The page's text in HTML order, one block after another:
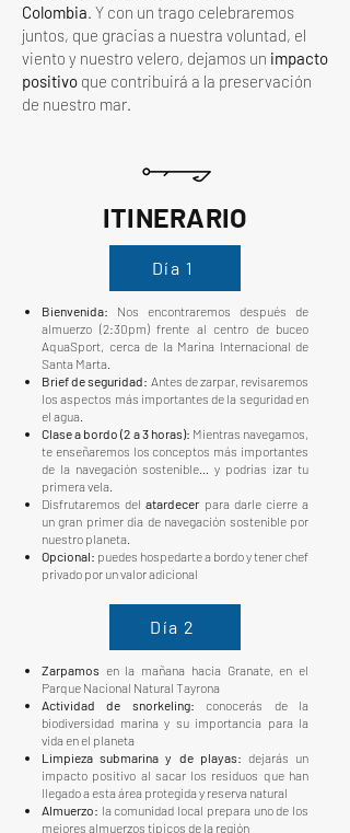
Colombia. Y con un trago celebraremos
juntos, que gracias a nuestra voluntad, el
viento y nuestro velero, dejamos un impacto
positivo que contribuirá a la preservación
de nuestro mar.
ITINERARIO
Día 1
Bienvenida: Nos encontraremos después de
almuerzo (2:30pm) frente al centro de buceo
AquaSport, cerca de la Marina Internacional de
Santa Marta.
Brief de seguridad: Antes de zarpar, revisaremos
los aspectos más importantes de la seguridad en
el agua.
Clase a bordo (2 a 3 horas): Mientras navegamos,
te enseñaremos los conceptos más importantes
de la navegación sostenible… y podrías izar tu
primera vela.
Disfrutaremos delatardecer para darle cierre a
un gran primer día de navegación sostenible por
nuestro planeta.
Opcional: puedes hospedarte a bordo y tener chef
privado por un valor adicional
Día 2
Zarpamos en la mañana hacia Granate, en el
Parque Nacional Natural Tayrona
Actividad de snorkeling: conocerás de la
biodiversidad marina y su importancia para la
vida en el planeta
Limpieza submarina y de playas: dejarás un
impacto positivo al sacar los residuos que han
llegado a esta área protegida y reserva natural
Almuerzo: la comunidad local prepara uno de los
mejores almuerzos típicos de la región